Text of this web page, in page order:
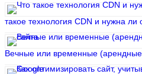
такое технология CDN и нужна
Вечные или временные